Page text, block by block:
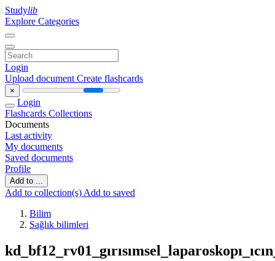
Studylib
Explore Categories
Login
Upload document Create flashcards
×
Login
Flashcards Collections
Documents
Last activity
My documents
Saved documents
Profile
Add to ...
Add to collection(s) Add to saved
Bilim
Sağlık bilimleri